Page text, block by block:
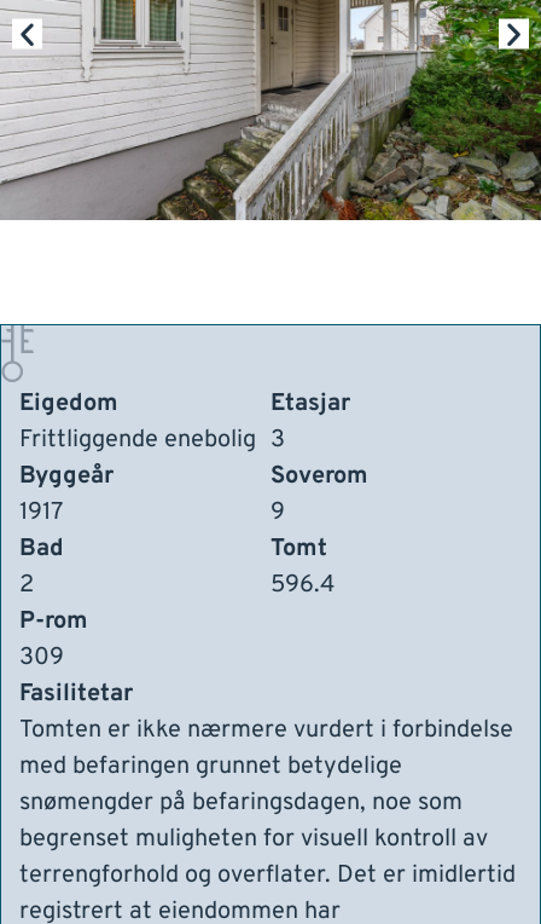
Eigedom
Frittliggende enebolig
Etasjar
3
Byggeår
1917
Soverom
9
Bad
2
P-rom
309
Fasilitetar
Tomten er ikke nærmere vurdert i forbindelse
med befaringen grunnet betydelige
snømengder på befaringsdagen, noe som
begrenset muligheten for visuell kontroll av
terrengforhold og overflater. Det er imidlertid
registrert at eiendommen har
Tomt
596.4